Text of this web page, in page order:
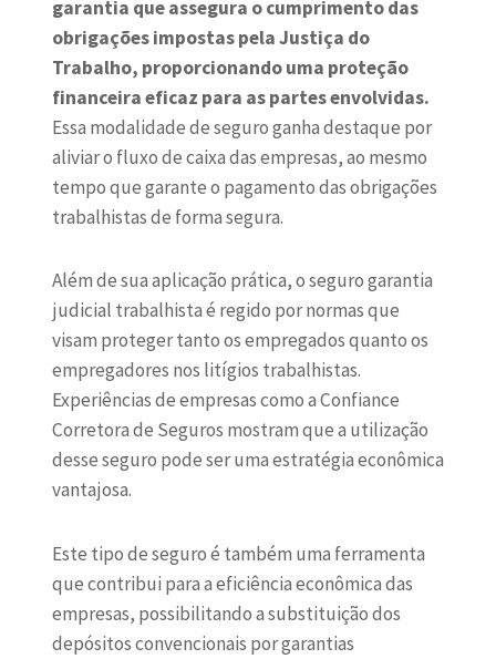
garantia que assegura o cumprimento das
obrigações impostas pela Justiça do
Trabalho, proporcionando uma proteção
financeira eficaz para as partes envolvidas.
Essa modalidade de seguro ganha destaque por
aliviar o fluxo de caixa das empresas, ao mesmo
tempo que garante o pagamento das obrigações
trabalhistas de forma segura.
Além de sua aplicação prática, o seguro garantia
judicial trabalhista é regido por normas que
visam proteger tanto os empregados quanto os
empregadores nos litígios trabalhistas.
Experiências de empresas como aConfiance
Corretora de Seguros mostram que a utilização
desse seguro pode ser uma estratégia econômica
vantajosa.
Este tipo de seguro é também uma ferramenta
que contribui para a eficiência econômica das
empresas, possibilitando a substituição dos
depósitos convencionais por garantias